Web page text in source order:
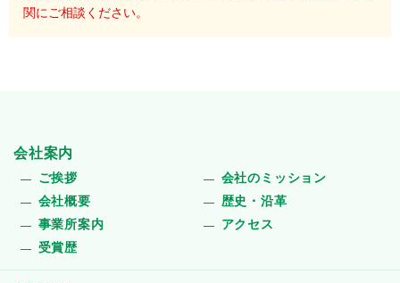
関にご相談ください。
会社案内
ご挨拶
会社のミッション
会社概要
歴史・沿革
事業所案内
アクセス
受賞歴